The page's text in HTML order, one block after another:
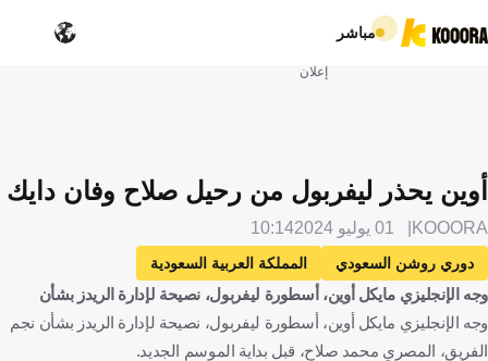
مباشر
إعلان
أوين يحذر ليفربول من رحيل صلاح وفان دايك
KOOORA 01 يوليو 2024 10:14
دوري روشن السعودي
المملكة العربية السعودية
الدوري الإنجليزي الممتاز
إنجلترا ليفربول
مايكل أوين
محمد صلاح
مصر فيرجيل فان دايك هولندا كرة قدم
وجه الإنجليزي مايكل أوين، أسطورة ليفربول، نصيحة لإدارة الريدز بشأن
وجه الإنجليزي مايكل أوين، أسطورة ليفربول، نصيحة لإدارة الريدز بشأن نجم
الفريق، المصري محمد صلاح، قبل بداية الموسم الجديد.